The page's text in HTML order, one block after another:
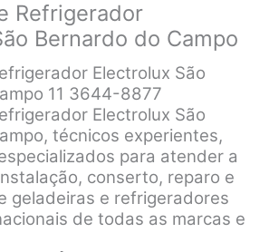
Refrigerador
Bernardo do Campo
Electrolux São
11 3644-8877
Electrolux São
técnicos experientes,
para atender a
conserto, reparo e
geladeiras e refrigeradores
de todas as marcas e